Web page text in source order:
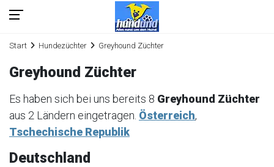
Start Hundezüchter Greyhound Züchter
Greyhound Züchter
Es haben sich bei uns bereits 8 Greyhound Züchter
aus 2 Ländern eingetragen. Österreich,
Tschechische Republik
Deutschland